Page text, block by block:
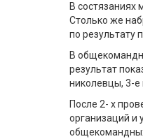
В состязаниях
Столько же
по результату
В
результат
николевцы, 3-е
После 2- х
организаций и